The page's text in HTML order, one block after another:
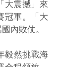
大震撼」來
冠軍。「大
內敗仗。
毅然挑戰海